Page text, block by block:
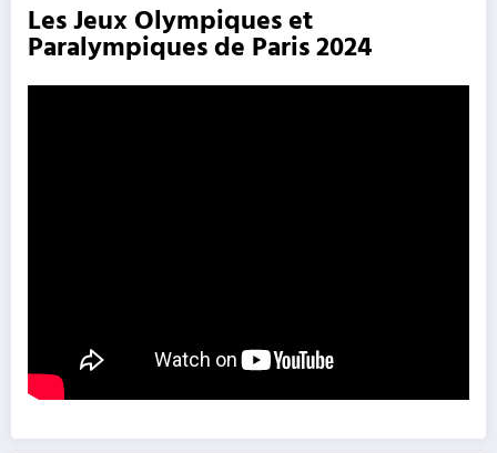
Les Jeux Olympiques et
Paralympiques de Paris 2024